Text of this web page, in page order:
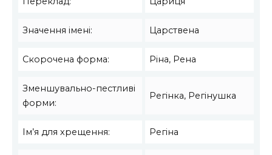
Значення імені: Царствена
Скорочена форма: Ріна, Рена
Зменшувально-пестливі
форми:
Регінка, Регінушка
Ім’я для хрещення: Регіна